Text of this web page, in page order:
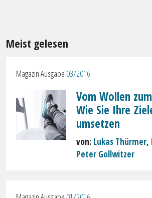
Meist gelesen
Magazin Ausgabe 03/2016
Vom Wollen
Wie Sie Ihre
umsetzen
von: Lukas Thürmer,
Peter Gollwitzer